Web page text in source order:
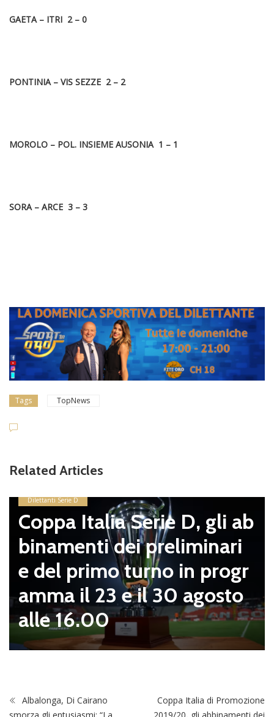
GAETA – ITRI 2 – 0
PONTINIA – VIS SEZZE 2 – 2
MOROLO – POL. INSIEME AUSONIA 1 – 1
SORA – ARCE 3 – 3
Tags TopNews
Related Articles
Dilettanti Serie D
Coppa Italia Serie D, gli ab
binamenti dei preliminari
e del primo turno in progr
amma il 23 e il 30 agosto
alle 16.00
Albalonga, Di Cairano
Coppa Italia di Promozione